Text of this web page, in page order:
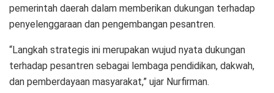
pemerintah daerah dalam memberikan dukungan terhadap
penyelenggaraan dan pengembangan pesantren.
“Langkah strategis ini merupakan wujud nyata dukungan
terhadap pesantren sebagai lembaga pendidikan, dakwah,
dan pemberdayaan masyarakat,” ujar Nurfirman.